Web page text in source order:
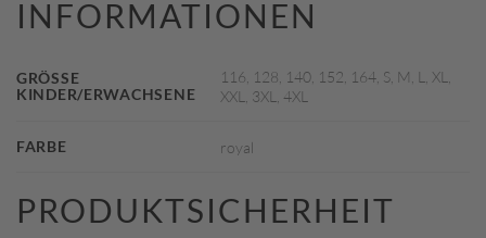
INFORMATIONEN
GRÖSSE K
INDER/ERWACHSENE
116, 128, 140, 152, 164, S, M, L, XL,
XXL, 3XL, 4XL
FARBE royal
PRODUKTSICHERHEIT